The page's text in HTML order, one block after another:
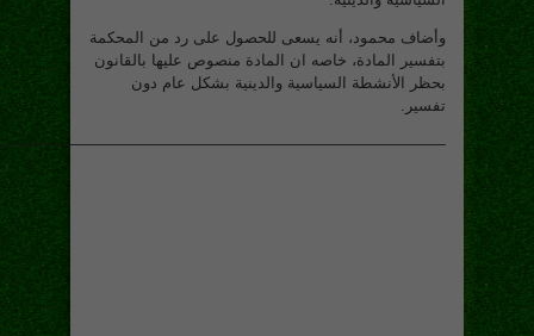
وأضاف محمود، أنه يسعى للحصول على رد من المحكمة
بتفسير المادة، خاصه ان المادة منصوص عليها بالقانون
بحظر الأنشطة السياسية والدينية بشكل عام دون
تفسير.